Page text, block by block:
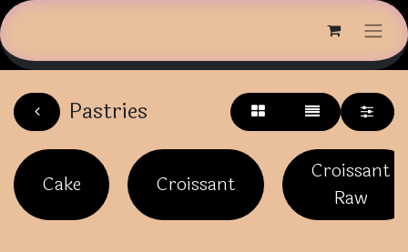
Pastries
Cake Croissant
Croissant
Raw